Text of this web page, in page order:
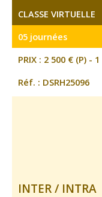
CLASSE VIRTUELLE
05 journées
PRIX : 2 500 € (P) -
Réf. : DSRH25096
INTER / INTRA